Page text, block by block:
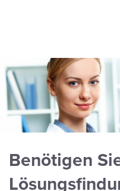
Benötigen